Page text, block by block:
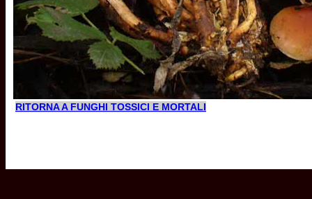
RITORNA A FUNGHI TOSSICI E MORTALI